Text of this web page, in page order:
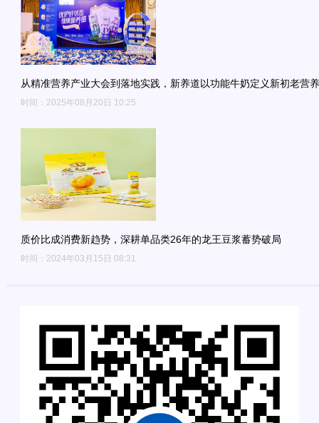
从精准营养产业大会到落地实践，新养道以功能牛奶定义新初老营
时间：2025年08月20日 10:25
质价比成消费新趋势，深耕单品类26年的龙王豆浆蓄势破局
时间：2024年03月15日 08:31